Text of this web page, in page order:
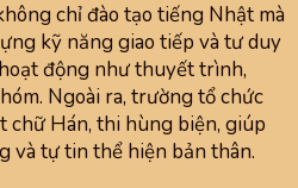
chỉ đào tạo tiếng Nhật mà
kỹ năng giao tiếp và tư duy
động như thuyết trình,
Ngoài ra, trường tổ chức
chữ Hán, thi hùng biện, giúp
và tự tin thể hiện bản thân.